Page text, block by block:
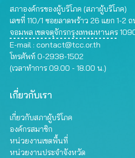
สภาองค์กรของผู้บริโภค (สภาผู้บริโภค)
เลขที่ 110/1 ซอยลาดพร้าว 26 แยก 1-2
จอมพล เขตจตุจักรกรุงเทพมหานคร
E-mail : contact@tcc.or.th
โทรศัพท์ 0-2938-1502
(เวลาทำการ 09.00 - 18.00 น.)
เกี่ยวกับเรา
เกี่ยวกับสภาผู้บริโภค
องค์กรสมาชิก
หน่วยงานเขตพื้นที่
หน่วยงานประจำจังหวัด